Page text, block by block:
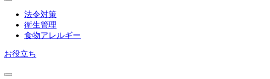
法令対策
衛生管理
食物アレルギー
お役立ち